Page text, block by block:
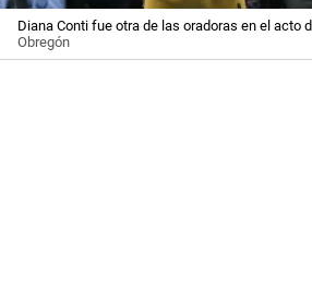
Diana Conti fue otra de las oradoras en el acto
Obregón